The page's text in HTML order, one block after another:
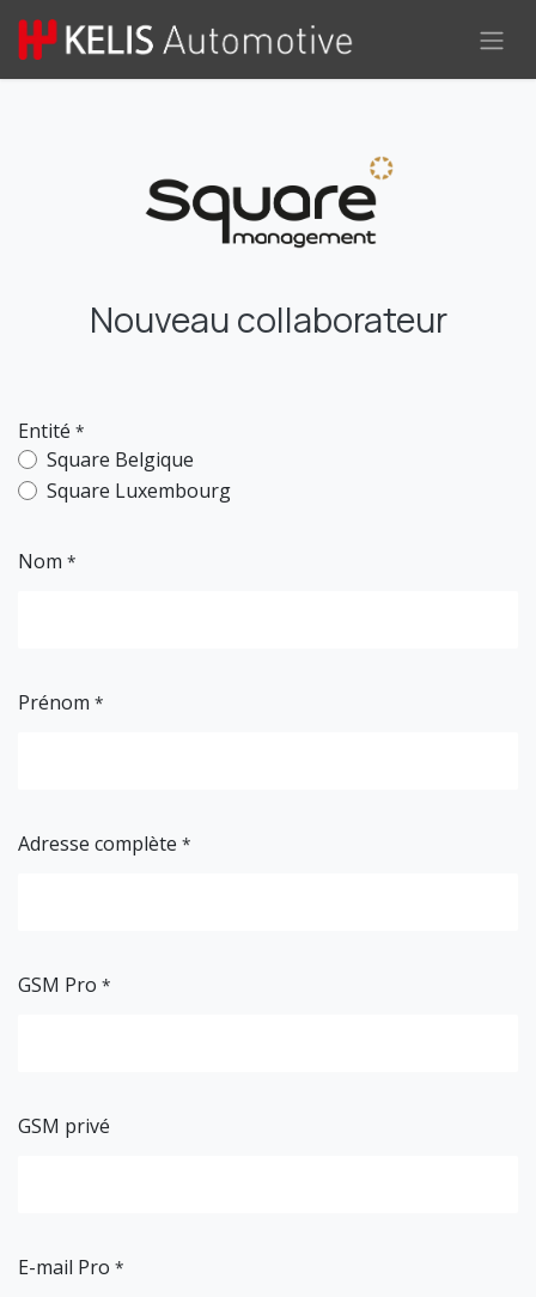
Se rendre au contenu
Nouveau collaborateur
Entité *
Square Belgique
Square Luxembourg
Nom *
Prénom *
Adresse complète *
GSM Pro *
GSM privé
E-mail Pro *